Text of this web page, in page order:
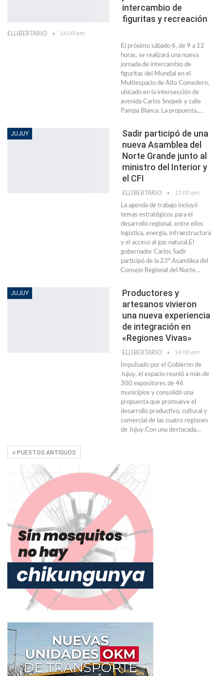
intercambio de
figuritas y recreación
ELLIBERTARIO 16:00 pm
El próximo sábado 6, de 9 a 12
horas, se realizará una nueva
jornada de intercambio de
figuritas del Mundial en el
Multiespacio de Alto Comedero,
ubicado en la intersección de
avenida Carlos Snopek y calle
Pampa Blanca. La propuesta,…
JUJUY
Sadir participó de una
nueva Asamblea del
Norte Grande junto al
ministro del Interior y
el CFI
ELLIBERTARIO 15:00 pm
La agenda de trabajo incluyó
temas estratégicos para el
desarrollo regional, entre ellos
logística, energía, infraestructura
y el acceso al gas natural.El
gobernador Carlos Sadir
participó de la 23° Asamblea del
Consejo Regional del Norte…
JUJUY
Productores y
artesanos vivieron
una nueva experiencia
de integración en
«Regiones Vivas»
ELLIBERTARIO 14:00 pm
Impulsado por el Gobierno de
Jujuy, el espacio reunió a más de
300 expositores de 46
municipios y consolidó una
propuesta que promueve el
desarrollo productivo, cultural y
comercial de las cuatro regiones
de Jujuy.Con una destacada…
PUESTOS ANTIGUOS